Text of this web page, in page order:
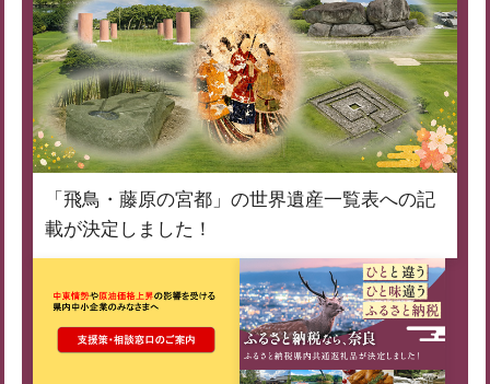
「飛鳥・藤原の宮都」の世界遺産一覧表への記
載が決定しました！